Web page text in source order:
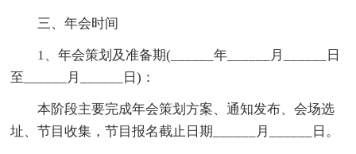
三、年会时间
1、年会策划及准备期(______年______月______日
至______月______日)：
本阶段主要完成年会策划方案、通知发布、会场选
址、节目收集，节目报名截止日期______月______日。